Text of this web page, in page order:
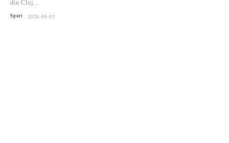
din Cluj...
Sport 2026-06-13